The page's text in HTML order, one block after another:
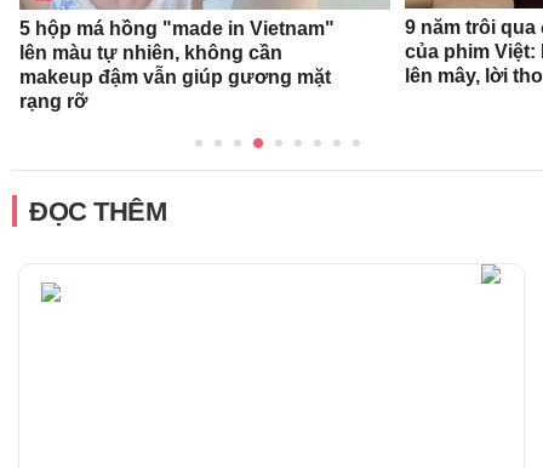
5 hộp má hồng "made in Vietnam"
lên màu tự nhiên, không cần
makeup đậm vẫn giúp gương mặt
rạng rỡ
9 năm trôi qua
của phim
lên mây, lời
ĐỌC THÊM